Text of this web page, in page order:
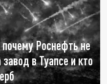
Роснефть не
в Туапсе и кто